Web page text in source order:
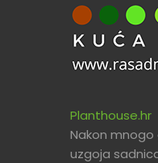
Planthouse.hr
Nakon mnogo
uzgoja